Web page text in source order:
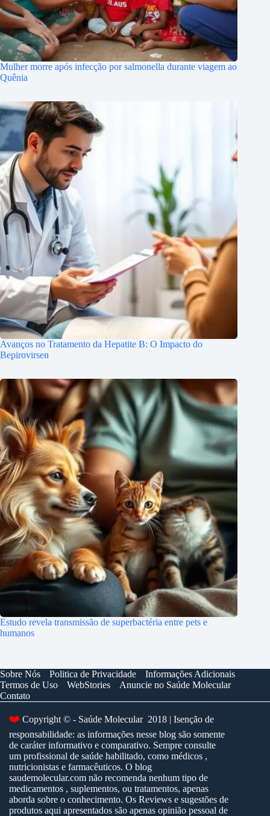
Mulher morre após infecção por salmonella durante viagem ao
Quênia
Avanços no Tratamento da Hepatite B: O Impacto do
Bepirovirsen
Estudo revela transmissão de superbactéria entre pets e
humanos
Sobre Nós Politica de Privacidade
Informações Adicionais
Termos de Uso
WebStories
Anuncie no Saúde Molecular
Contato
❤️ Copyright © - Saúde Molecular 2018 | Isenção de
responsabilidade: as informações nesse blog são somente
de caráter informativo e comparativo. Sempre consulte
um profissional de saúde habilitado, como médicos ,
nutricionistas e farmacêuticos. O blog
saudemolecular.com não recomenda nenhum tipo de
medicamentos , suplementos, ou tratamentos, apenas
aborda sobre o conhecimento. Os Reviews e sugestões de
produtos aqui apresentados são apenas opinião pessoal de